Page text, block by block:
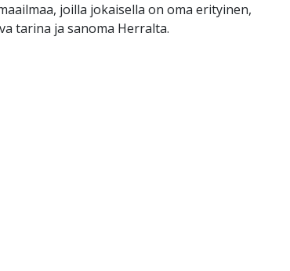
joilla jokaisella on oma erityinen,
tarina ja sanoma Herralta.